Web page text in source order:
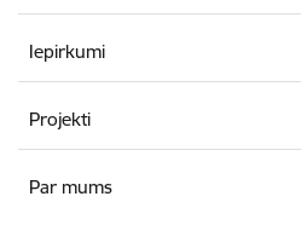
Iepirkumi
Projekti
Par mums